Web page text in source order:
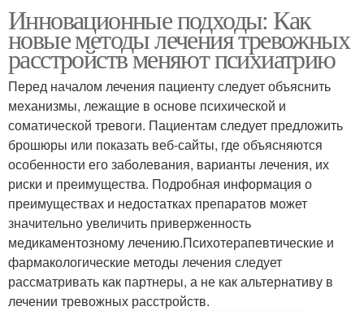
Инновационные подходы: Как
новые методы лечения тревожных
расстройств меняют психиатрию
Перед началом лечения пациенту следует объяснить
механизмы, лежащие в основе психической и
соматической тревоги. Пациентам следует предложить
брошюры или показать веб-сайты, где объясняются
особенности его заболевания, варианты лечения, их
риски и преимущества. Подробная информация о
преимуществах и недостатках препаратов может
значительно увеличить приверженность
медикаментозному лечению.Психотерапевтические и
фармакологические методы лечения следует
рассматривать как партнеры, а не как альтернативу в
лечении тревожных расстройств.